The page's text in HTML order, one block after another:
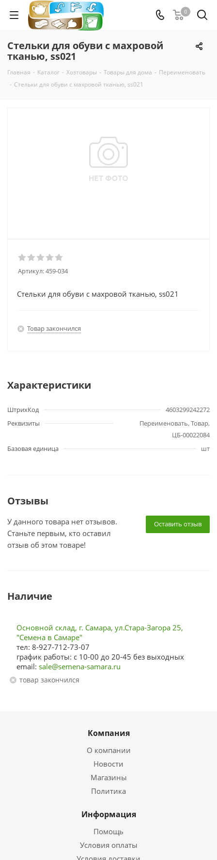
0
Стельки для обуви с махровой
тканью, ss021
Главная - Каталог - Хозтовары - Товары для дома - Переименовать
- Стельки для обуви с махровой тканью, ss021
Артикул:459-034
Стельки для обуви с махровой тканью, ss021
Товар закончился
Характеристики
ШтрихКод
4603299242272
Реквизиты
Переименовать, Товар,
ЦБ-00022084
Базовая единица
шт
Отзывы
Оставить отзыв
У данного товара нет отзывов.
Станьте первым, кто оставил
отзыв об этом товаре!
Наличие
Основной склад, г. Самара, ул.Стара-Загора 25,
"Семена в Самаре"
тел: 8-927-712-73-07
график работы: с 10-00 до 20-45 без выходных
email: sale@semena-samara.ru
Товар закончился
Компания
О компании
Новости
Магазины
Политика
Информация
Помощь
Условия оплаты